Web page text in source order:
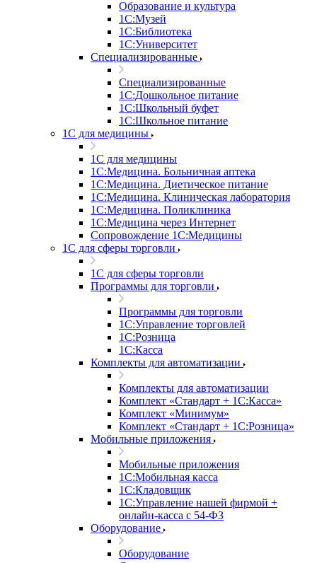
Образование и культура
1С:Музей
1С:Библиотека
1С:Университет
Специализированные
Специализированные
1С:Дошкольное питание
1С:Школьный буфет
1С:Школьное питание
1С для медицины
1С для медицины
1С:Медицина. Больничная аптека
1С:Медицина. Диетическое питание
1С:Медицина. Клиническая лаборатория
1С:Медицина. Поликлиника
1С:Медицина через Интернет
Сопровождение 1С:Медицины
1С для сферы торговли
1С для сферы торговли
Программы для торговли
Программы для торговли
1С:Управление торговлей
1С:Розница
1С:Касса
Комплекты для автоматизации
Комплекты для автоматизации
Комплект «Стандарт + 1С:Касса»
Комплект «Минимум»
Комплект «Стандарт + 1С:Розница»
Мобильные приложения
Мобильные приложения
1С:Мобильная касса
1С:Кладовщик
1С:Управление нашей фирмой +
онлайн-касса с 54-ФЗ
Оборудование
Оборудование